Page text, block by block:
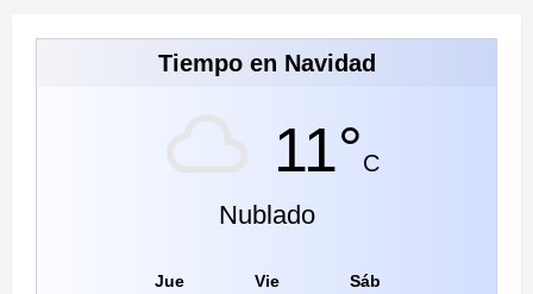
Tiempo en Navidad
11°C
Nublado
Jue Vie Sáb